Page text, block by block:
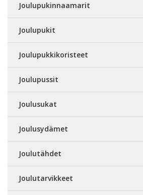
Joulupukinnaamarit
Joulupukit
Joulupukkikoristeet
Joulupussit
Joulusukat
Joulusydämet
Joulutähdet
Joulutarvikkeet